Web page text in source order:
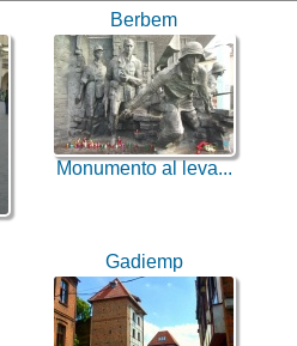
Berbem
Monumento al leva...
Gadiemp